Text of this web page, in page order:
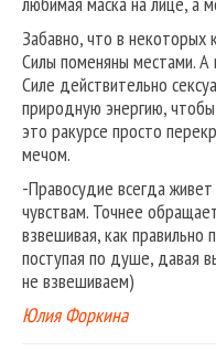
Забавно, что в некоторых
Силы поменяны местами.
Силе действительно
природную энергию,
это ракурсе просто
мечом.
-Правосудие всегда
чувствам. Точнее
взвешивая, как правильно
поступая по душе, давая
не взвешиваем)
Юлия Форкина